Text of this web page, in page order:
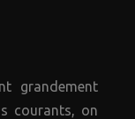
grandement
courants, on